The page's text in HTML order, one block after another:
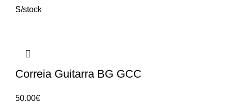
S/stock
Correia Guitarra BG GCC
50.00€